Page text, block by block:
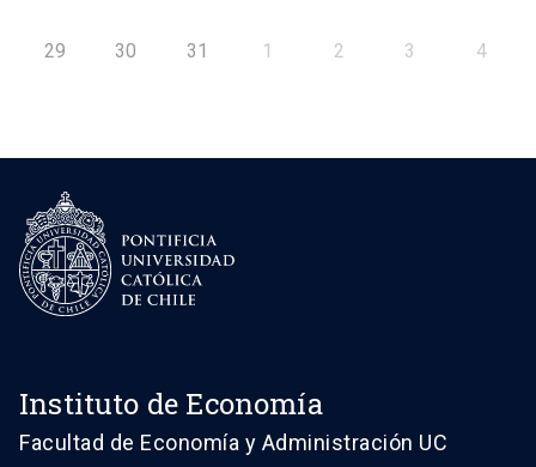
29 30 31 1 2 3 4
Instituto de Economía
Facultad de Economía y Administración UC